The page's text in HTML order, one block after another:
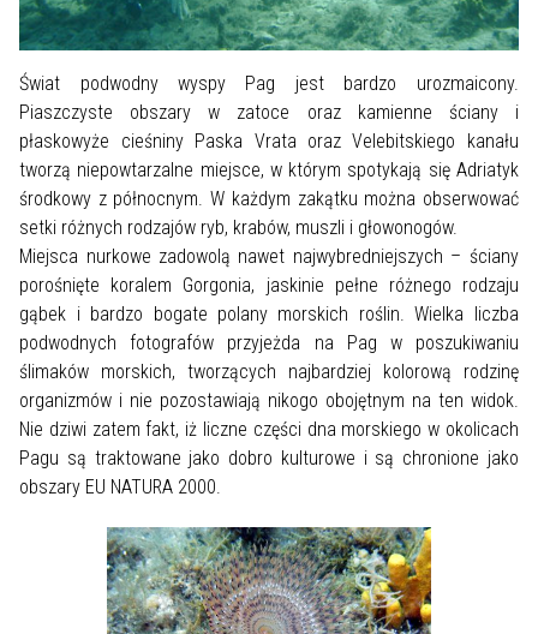
Świat podwodny wyspy Pag jest bardzo urozmaicony.
Piaszczyste obszary w zatoce oraz kamienne ściany i
płaskowyże cieśniny Paska Vrata oraz Velebitskiego kanału
tworzą niepowtarzalne miejsce, w którym spotykają się Adriatyk
środkowy z północnym. W każdym zakątku można obserwować
setki różnych rodzajów ryb, krabów, muszli i głowonogów.
Miejsca nurkowe zadowolą nawet najwybredniejszych – ściany
porośnięte koralem Gorgonia, jaskinie pełne różnego rodzaju
gąbek i bardzo bogate polany morskich roślin. Wielka liczba
podwodnych fotografów przyjeżda na Pag w poszukiwaniu
ślimaków morskich, tworzących najbardziej kolorową rodzinę
organizmów i nie pozostawiają nikogo obojętnym na ten widok.
Nie dziwi zatem fakt, iż liczne części dna morskiego w okolicach
Pagu są traktowane jako dobro kulturowe i są chronione jako
obszary EU NATURA 2000.